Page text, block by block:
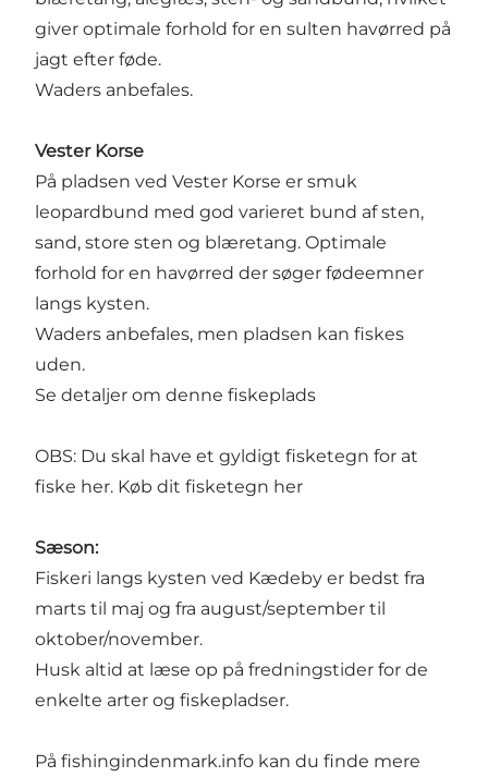
giver optimale forhold for en sulten havørred på
jagt efter føde.
Waders anbefales.
Vester Korse
På pladsen ved Vester Korse er smuk
leopardbund med god varieret bund af sten,
sand, store sten og blæretang. Optimale
forhold for en havørred der søger fødeemner
langs kysten.
Waders anbefales, men pladsen kan fiskes
uden.
Se detaljer om denne fiskeplads
OBS: Du skal have et gyldigt fisketegn for at
fiske her. Køb dit fisketegn her
Sæson:
Fiskeri langs kysten ved Kædeby er bedst fra
marts til maj og fra august/september til
oktober/november.
Husk altid at læse op på fredningstider for de
enkelte arter og fiskepladser.
På fishingindenmark.info kan du finde mere